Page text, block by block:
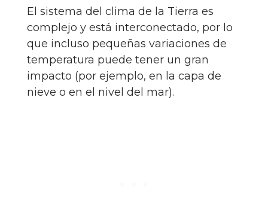
El sistema del clima de la Tierra es
complejo y está interconectado, por lo
que incluso pequeñas variaciones de
temperatura puede tener un gran
impacto (por ejemplo, en la capa de
nieve o en el nivel del mar).